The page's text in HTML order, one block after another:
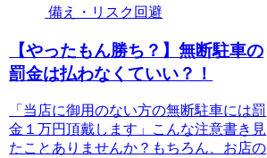
備え・リスク回避
【やったもん勝ち？】無断駐車の
罰金は払わなくていい？！
「当店に御用のない方の無断駐車には罰
金１万円頂戴します」こんな注意書き見
たことありませんか？もちろん、お店の